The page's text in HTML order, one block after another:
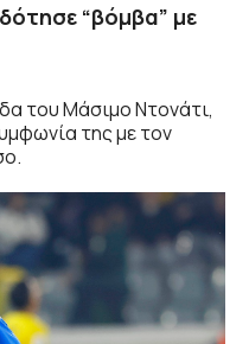
“βόμβα” με
του Μάσιμο Ντονάτι,
της με τον